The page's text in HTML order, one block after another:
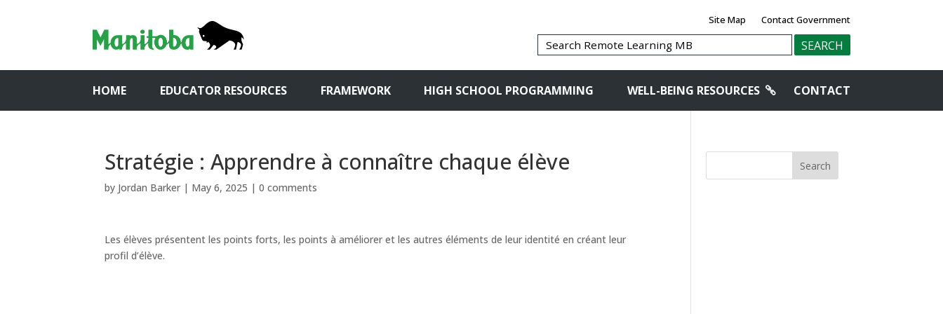
Site Map Contact Government
HOME EDUCATOR RESOURCES FRAMEWORK HIGH SCHOOL PROGRAMMING WELL-BEING RESOURCES CONTACT
Stratégie : Apprendre à connaître chaque élève
by Jordan Barker | May 6, 2025 |0 comments
Les élèves présentent les points forts, les points à améliorer et les autres éléments de leur identité en créant leur
profil d’élève.
Search